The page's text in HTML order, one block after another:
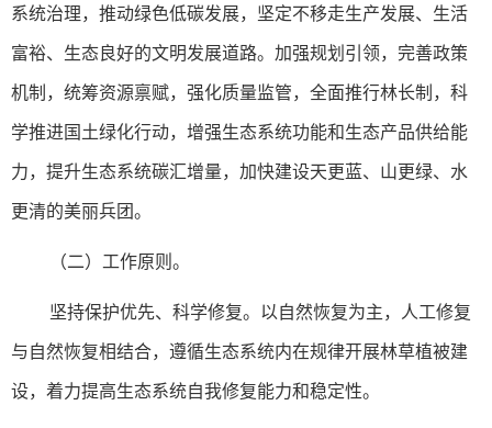
系统治理，推动绿色低碳发展，坚定不移走生产发展、生活
富裕、生态良好的文明发展道路。加强规划引领，完善政策
机制，统筹资源禀赋，强化质量监管，全面推行林长制，科
学推进国土绿化行动，增强生态系统功能和生态产品供给能
力，提升生态系统碳汇增量，加快建设天更蓝、山更绿、水
更清的美丽兵团。
（二）工作原则。
坚持保护优先、科学修复。以自然恢复为主，人工修复
与自然恢复相结合，遵循生态系统内在规律开展林草植被建
设，着力提高生态系统自我修复能力和稳定性。